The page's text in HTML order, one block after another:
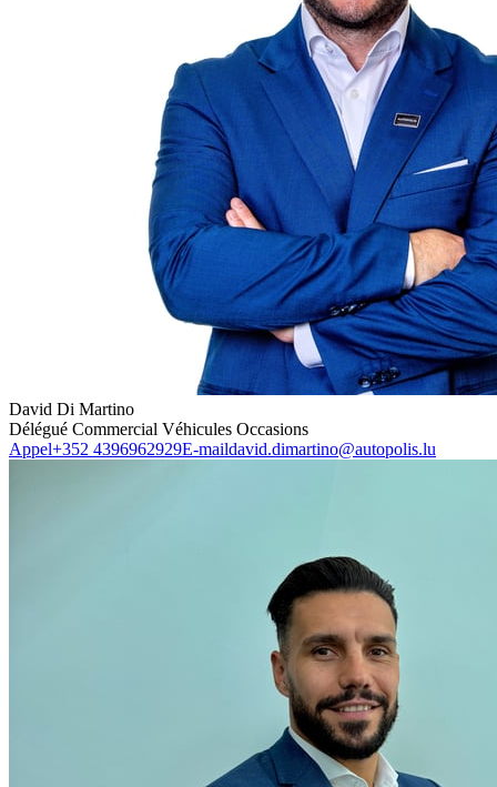
David Di Martino
Délégué Commercial Véhicules Occasions
Appel+352 4396962929E-maildavid.dimartino@autopolis.lu